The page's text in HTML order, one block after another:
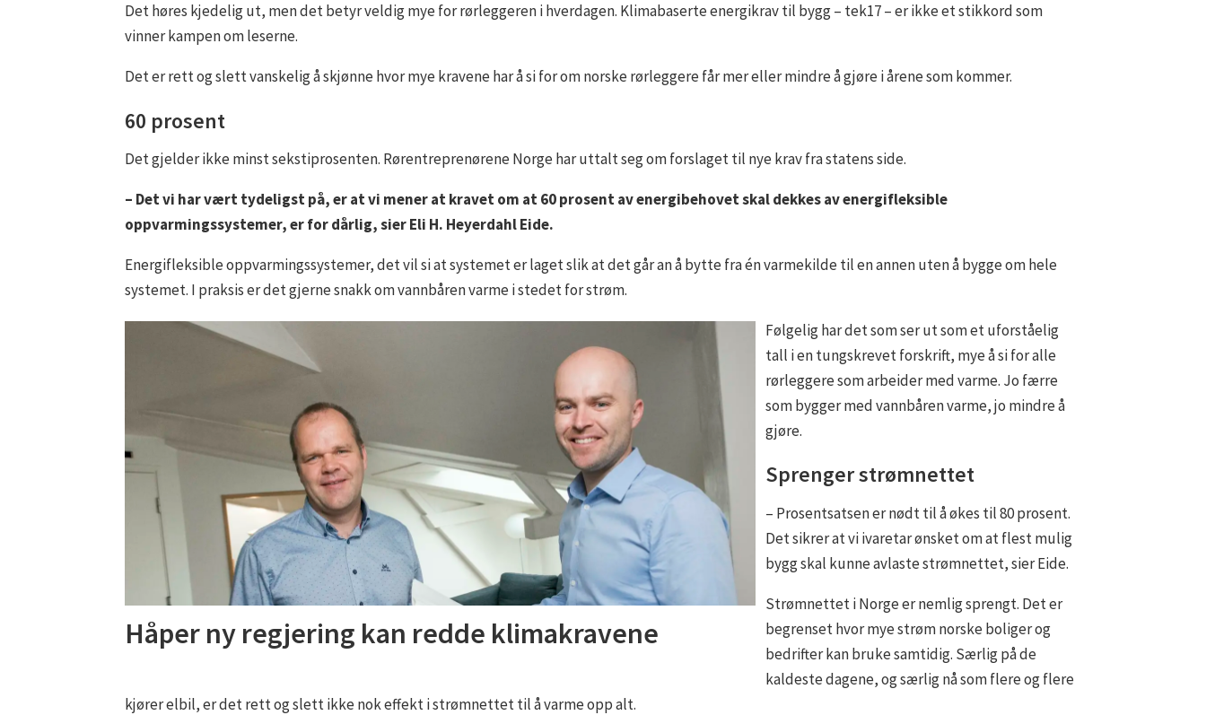
Det høres kjedelig ut, men det betyr veldig mye for rørleggeren i hverdagen. Klimabaserte energikrav til bygg – tek17 – er ikke et stikkord som
vinner kampen om leserne.
Det er rett og slett vanskelig å skjønne hvor mye kravene har å si for om norske rørleggere får mer eller mindre å gjøre i årene som kommer.
60 prosent
Det gjelder ikke minst sekstiprosenten. Rørentreprenørene Norge har uttalt seg om forslaget til nye krav fra statens side.
– Det vi har vært tydeligst på, er at vi mener at kravet om at 60 prosent av energibehovet skal dekkes av energifleksible
oppvarmingssystemer, er for dårlig, sier Eli H. Heyerdahl Eide.
Energifleksible oppvarmingssystemer, det vil si at systemet er laget slik at det går an å bytte fra én varmekilde til en annen uten å bygge om hele
systemet. I praksis er det gjerne snakk om vannbåren varme i stedet for strøm.
Håper ny regjering kan redde klimakravene
Følgelig har det som ser ut som et uforståelig
tall i en tungskrevet forskrift, mye å si for alle
rørleggere som arbeider med varme. Jo færre
som bygger med vannbåren varme, jo mindre å
gjøre.
Sprenger strømnettet
– Prosentsatsen er nødt til å økes til 80 prosent.
Det sikrer at vi ivaretar ønsket om at flest mulig
bygg skal kunne avlaste strømnettet, sier Eide.
Strømnettet i Norge er nemlig sprengt. Det er
begrenset hvor mye strøm norske boliger og
bedrifter kan bruke samtidig. Særlig på de
kaldeste dagene, og særlig nå som flere og flere
kjører elbil, er det rett og slett ikke nok effekt i strømnettet til å varme opp alt.